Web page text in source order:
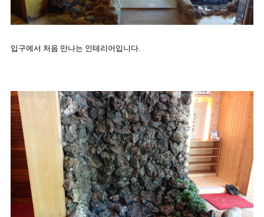
입구에서 처음 만나는 인테리어입니다.